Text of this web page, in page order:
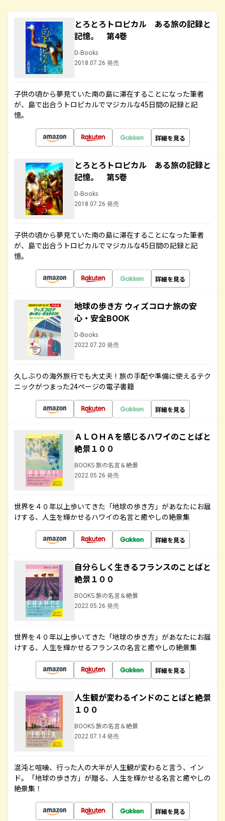
とろとろトロピカル ある旅の記録と
記憶。 第4巻
D-Books
2018.07.26 発売
子供の頃から夢見ていた南の島に滞在することになった筆者
が、島で出合うトロピカルでマジカルな45日間の記録と記
憶。
詳細を見る
とろとろトロピカル ある旅の記録と
記憶。 第5巻
D-Books
2018.07.26 発売
子供の頃から夢見ていた南の島に滞在することになった筆者
が、島で出合うトロピカルでマジカルな45日間の記録と記
憶。
詳細を見る
地球の歩き方 ウィズコロナ旅の安
心・安全BOOK
D-Books
2022.07.20 発売
久しぶりの海外旅行でも大丈夫！旅の手配や準備に使えるテク
ニックがつまった24ページの電子書籍
詳細を見る
ＡＬＯＨＡを感じるハワイのことばと
絶景１００
BOOKS 旅の名言＆絶景
2022.05.26 発売
世界を４０年以上歩いてきた「地球の歩き方」があなたにお届
けする、人生を輝かせるハワイの名言と癒やしの絶景集
詳細を見る
自分らしく生きるフランスのことばと
絶景１００
BOOKS 旅の名言＆絶景
2022.05.26 発売
世界を４０年以上歩いてきた「地球の歩き方」があなたにお届
けする、人生を輝かせるフランスの名言と癒やしの絶景集
詳細を見る
人生観が変わるインドのことばと絶景
１００
BOOKS 旅の名言＆絶景
2022.07.14 発売
混沌と喧噪、行った人の大半が人生観が変わると言う、イン
ド。「地球の歩き方」が贈る、人生を輝かせる名言と癒やしの
絶景集！
詳細を見る